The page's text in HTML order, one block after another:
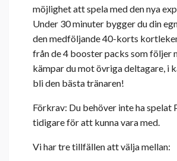
möjlighet att spela med den nya
Under 30 minuter bygger du din
den medföljande 40-korts
från de 4 booster packs som följer
kämpar du mot övriga deltagare, i
bli den bästa tränaren!
Förkrav: Du behöver inte ha spelat
tidigare för att kunna vara med.
Vi har tre tillfällen att välja mellan: